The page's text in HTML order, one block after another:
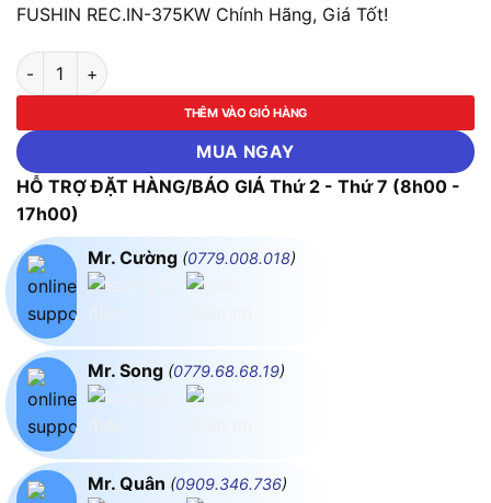
FUSHIN REC.IN-375KW Chính Hãng, Giá Tốt!
Cuộn Kháng Đầu Vào Biến Tần 375KW - 500HP FUSHIN
THÊM VÀO GIỎ HÀNG
MUA NGAY
HỖ TRỢ ĐẶT HÀNG/BÁO GIÁ Thứ 2 - Thứ 7 (8h00 -
17h00)
Mr. Cường (0779.008.018)
Mr. Song (0779.68.68.19)
Mr. Quân (0909.346.736)